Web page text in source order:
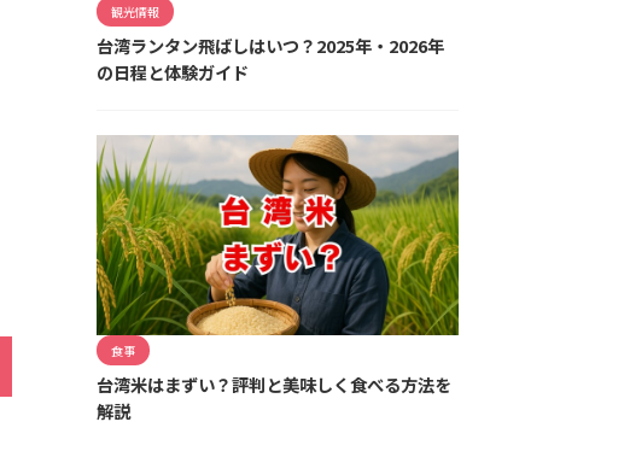
観光情報
台湾ランタン飛ばしはいつ？2025年・2026年
の日程と体験ガイド
食事
台湾米はまずい？評判と美味しく食べる方法を
解説